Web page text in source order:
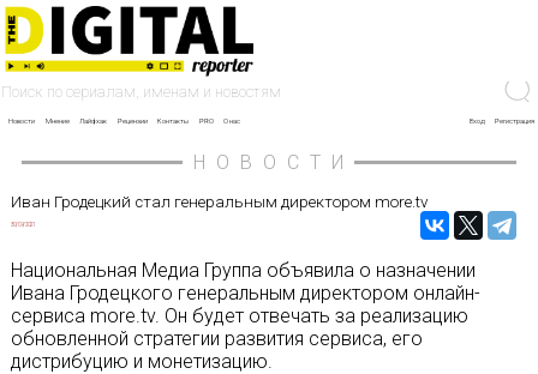
Новости Мнение Лайфхак Рецензии Контакты PRO О нас Вход Регистрация
НОВОСТИ
Иван Гродецкий стал генеральным директором more.tv
30/09/2021
Национальная Медиа Группа объявила о назначении
Ивана Гродецкого генеральным директором онлайн-
сервиса more.tv. Он будет отвечать за реализацию
обновленной стратегии развития сервиса, его
дистрибуцию и монетизацию.